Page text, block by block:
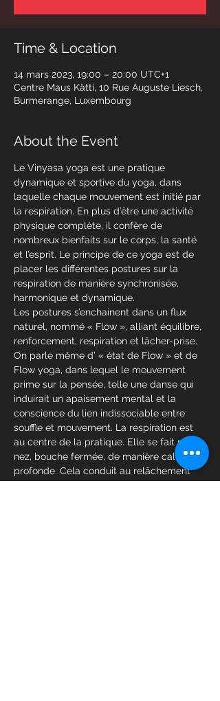
Time & Location
14 mars 2023, 19:00 – 20:00 UTC+1
Centre Maus Kätti, 10 Rue Auguste Liesch,
Burmerange, Luxembourg
About the Event
Le Vinyasa yoga est une pratique
dynamique et sportive du yoga, dans
laquelle chaque mouvement est initié par
la respiration. En plus d’être une activité
physique complète, il confère de
nombreux bienfaits sur le corps, la santé
et l’esprit. Le principe de ce yoga est de
placer les différentes postures sur la
respiration de manière synchronisée,
harmonique et dynamique.
Les postures s’enchainent dans un flux
naturel, nommé « Flow », alliant équilibre,
renforcement, respiration et lâcher-prise.
On parle même d’ « état de Flow » et de
Flow yoga, dans lequel le mouvement
prime sur la pensée, telle une danse qui
induirait un apaisement mental et la
conscience du lien indissociable entre
souffle et mouvement. La respiration est
au centre de la pratique. Elle se fait par le
nez, bouche fermée, de manière calme et
profonde. Cela conduit au relâchement